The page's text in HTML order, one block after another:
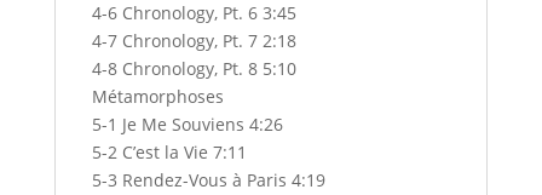
4-6 Chronology, Pt. 6 3:45
4-7 Chronology, Pt. 7 2:18
4-8 Chronology, Pt. 8 5:10
Métamorphoses
5-1 Je Me Souviens 4:26
5-2 C’est la Vie 7:11
5-3 Rendez-Vous à Paris 4:19